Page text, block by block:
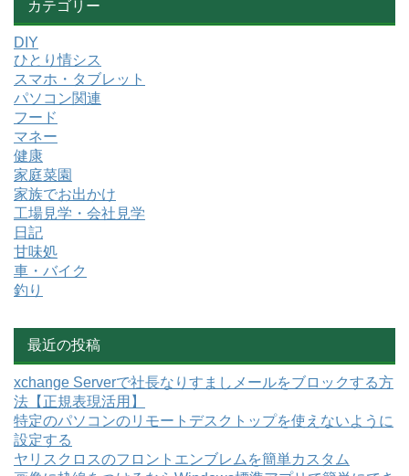
カテゴリー
DIY
ひとり情シス
スマホ・タブレット
パソコン関連
フード
マネー
健康
家庭菜園
家族でお出かけ
工場見学・会社見学
日記
甘味処
車・バイク
釣り
最近の投稿
xchange Serverで社長なりすましメールをブロックする方
法【正規表現活用】
特定のパソコンのリモートデスクトップを使えないように
設定する
ヤリスクロスのフロントエンブレムを簡単カスタム